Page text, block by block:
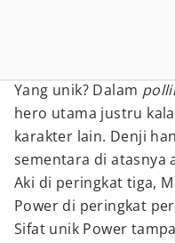
Yang unik? Dalam
hero utama justru
karakter lain. Denji
sementara di atasnya
Aki di peringkat tiga,
Power di peringkat
Sifat unik Power